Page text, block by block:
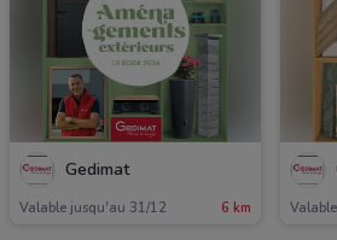
Gedimat
Valable jusqu'au 31/12 6 km